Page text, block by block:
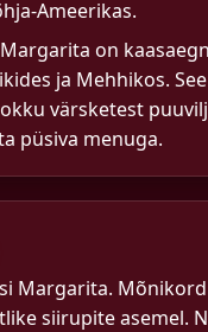
Ameerikas.
on
ja Mehhikos.
värsketest
püsiva menuga.
Margarita.
siirupite asemel.